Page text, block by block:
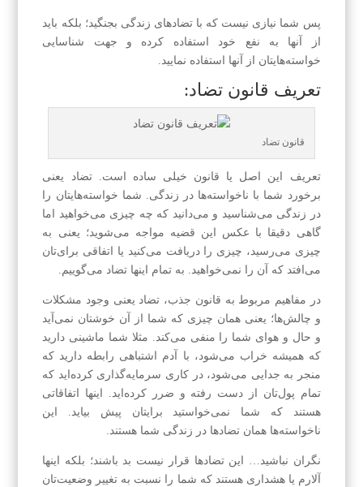
پس شما نیازی نیست که با تضادهای زندگی بجنگید؛ بلکه باید
از آنها به نفع خود استفاده کرده و جهت شناسایی
خواسته‌هایتان از آنها استفاده نمایید.
تعریف قانون تضاد:
قانون تضاد
تعریف این اصل یا قانون خیلی ساده است. تضاد یعنی
برخورد شما با ناخواسته‌ها در زندگی. شما خواسته‌هایتان را
در زندگی می‌شناسید و می‌دانید که چه چیزی می‌خواهید اما
گاهی دقیقا با عکس این قضیه مواجه می‌شوید؛ یعنی به
چیزی می‌رسید، چیزی را دریافت می‌کنید یا اتفاقی برای‌تان
می‌افتد که آن را نمی‌خواهید. به تمام اینها تضاد می‌گوییم.
در مفاهیم مربوط به قانون جذب، تضاد یعنی وجود مشکلات
و چالش‌ها؛ یعنی همان چیزی که شما از آن خوشتان نمی‌آید
و حال و هوای شما را منفی می‌کند. مثلا شما ماشینی دارید
که همیشه خراب می‌شود، با آدم اشتباهی رابطه دارید که
منجر به جدایی می‌شود، در کاری سرمایه‌گذاری کرده‌اید که
تمام پول‌تان از دست رفته و ضرر کرده‌اید. اینها اتفاقاتی
هستند که شما نمی‌خواستید برایتان پیش بیاید. این
ناخواسته‌ها همان تضادها در زندگی شما هستند.
نگران نباشید… این تضاد‌ها قرار نیست بد باشند؛ بلکه اینها
آلارم یا هشداری هستند که شما را نسبت به تغییر وضعیت‌تان